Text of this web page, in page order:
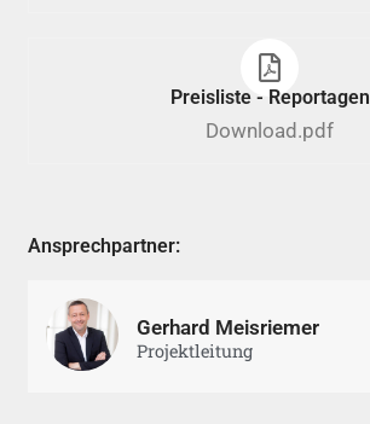
Preisliste - Reportagen
Download.pdf
Ansprechpartner:
Gerhard Meisriemer
Projektleitung